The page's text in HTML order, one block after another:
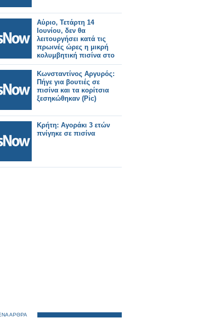
Αύριο, Τετάρτη 14
Ιουνίου, δεν θα
λειτουργήσει κατά τις
πρωινές ώρες η μικρή
κολυμβητική πισίνα στο
ΔΑΚ
Κωνσταντίνος Αργυρός:
Πήγε για βουτιές σε
πισίνα και τα κορίτσια
ξεσηκώθηκαν (Pic)
Κρήτη: Αγοράκι 3 ετών
πνίγηκε σε πισίνα
ΑΡΘΡΑ